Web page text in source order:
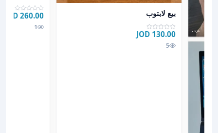
فقط) 💥💻
عرض تفاصيل بيع لابتوب
بيع لابتوب
130.00 JOD
5
260.00 JOD
1